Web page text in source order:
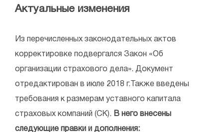
Актуальные изменения
Из перечисленных законодательных актов
корректировке подвергался Закон «Об
организации страхового дела». Документ
отредактирован в июле 2018 г.Также введены
требования к размерам уставного капитала
страховых компаний (СК). В него внесены
следующие правки и дополнения: